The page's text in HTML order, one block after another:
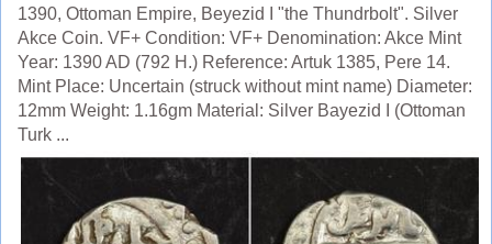
1390, Ottoman Empire, Beyezid I "the Thundrbolt". Silver
Akce Coin. VF+ Condition: VF+ Denomination: Akce Mint
Year: 1390 AD (792 H.) Reference: Artuk 1385, Pere 14.
Mint Place: Uncertain (struck without mint name) Diameter:
12mm Weight: 1.16gm Material: Silver Bayezid I (Ottoman
Turk ...